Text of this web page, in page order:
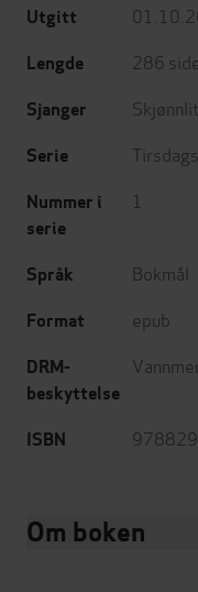
Utgitt
Lengde 286
Sjanger
Serie
Nummer i
serie
1
Språk Bokmål
Format epub
DRM-
beskyttelse
ISBN
Om boken